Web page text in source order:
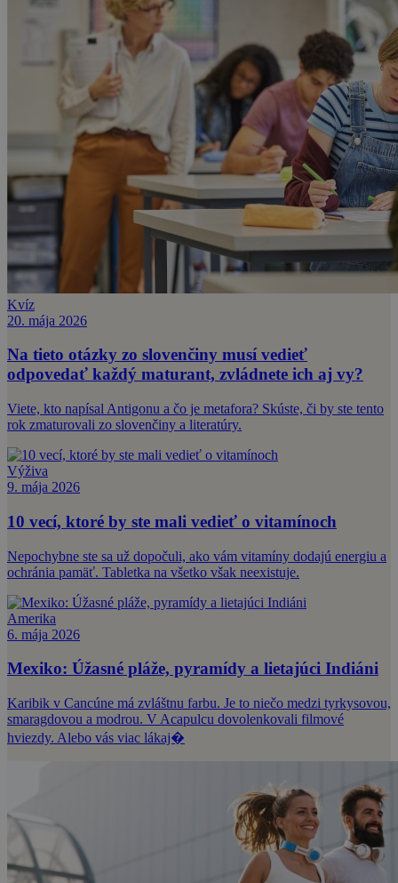
Kvíz
20. mája 2026
Na tieto otázky zo slovenčiny musí vedieť
odpovedať každý maturant, zvládnete ich aj vy?
Viete, kto napísal Antigonu a čo je metafora? Skúste, či by ste tento
rok zmaturovali zo slovenčiny a literatúry.
Výživa
9. mája 2026
10 vecí, ktoré by ste mali vedieť o vitamínoch
Nepochybne ste sa už dopočuli, ako vám vitamíny dodajú energiu a
ochránia pamäť. Tabletka na všetko však neexistuje.
Amerika
6. mája 2026
Mexiko: Úžasné pláže, pyramídy a lietajúci Indiáni
Karibik v Cancúne má zvláštnu farbu. Je to niečo medzi tyrkysovou,
smaragdovou a modrou. V Acapulcu dovolenkovali filmové
hviezdy. Alebo vás viac lákaj�